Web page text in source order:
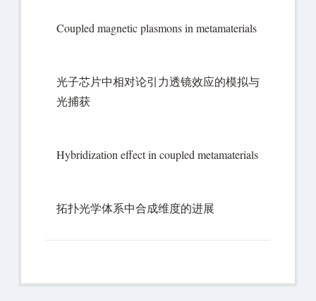
Coupled magnetic plasmons in metamaterials
光子芯片中相对论引力透镜效应的模拟与
光捕获
Hybridization effect in coupled metamaterials
拓扑光学体系中合成维度的进展